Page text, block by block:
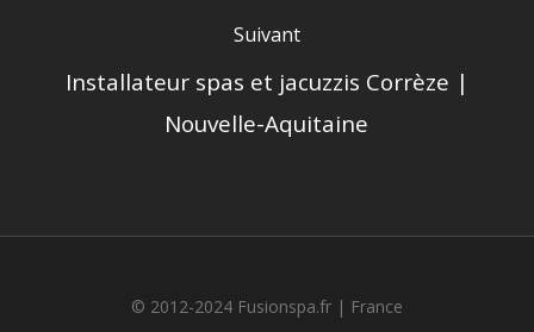
Suivant
Installateur spas et jacuzzis Corrèze |
Nouvelle-Aquitaine
© 2012-2024 Fusionspa.fr | France